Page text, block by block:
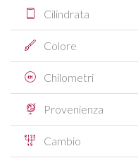
Cilindrata
Colore
Chilometri
Provenienza
Cambio